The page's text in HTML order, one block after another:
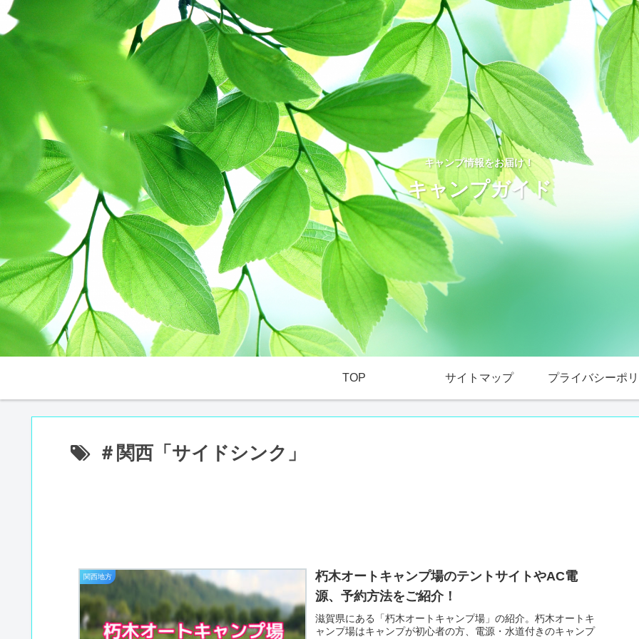
キャンプ情報をお届け！
キャンプガイド
TOP サイトマップ プライバシーポ
＃関西「サイドシンク」
関西地方
朽木オートキャンプ場のテントサイトやAC電
源、予約方法をご紹介！
滋賀県にある「朽木オートキャンプ場」の紹介。朽木オートキ
ャンプ場はキャンプが初心者の方、電源・水道付きのキャンプ